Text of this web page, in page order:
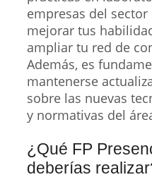
trabajo en Química,
podemos ayudarte a
encontrar toda la
necesaria sobre las
formaciones
que debes realizar.
Contáctanos y te
asesoraremos en tu
hacia el empleo en
apasionante sector.